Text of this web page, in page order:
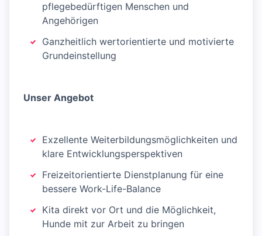
pflegebedürftigen Menschen und
Angehörigen
Ganzheitlich wertorientierte und motivierte
Grundeinstellung
Unser Angebot
Exzellente Weiterbildungsmöglichkeiten und
klare Entwicklungsperspektiven
Freizeitorientierte Dienstplanung für eine
bessere Work-Life-Balance
Kita direkt vor Ort und die Möglichkeit,
Hunde mit zur Arbeit zu bringen